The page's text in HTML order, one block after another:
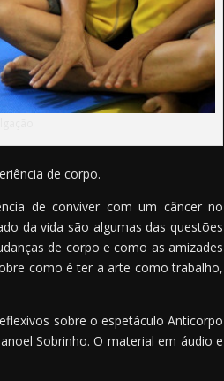
de corpo.
de conviver com um câncer no
da vida são algumas das questões
de corpo e como as amizades
como é ter a arte como trabalho,
sobre o espetáculo Anticorpo
Sobrinho. O material em áudio e